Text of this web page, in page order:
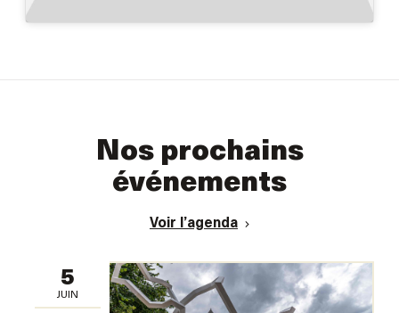
Nos prochains
événements
Voir l’agenda
5
JUIN